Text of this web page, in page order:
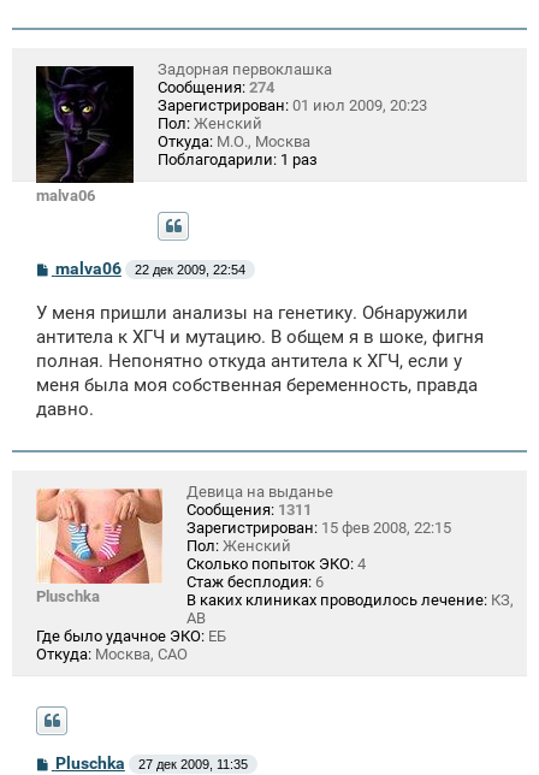
malva06
Задорная первоклашка
Сообщения: 274
Зарегистрирован: 01 июл 2009, 20:23
Пол: Женский
Откуда: М.О., Москва
Поблагодарили: 1 раз
С
б
щ
н
и
malva06 22 дек 2009, 22:54
У меня пришли анализы на генетику. Обнаружили
антитела к ХГЧ и мутацию. В общем я в шоке, фигня
полная. Непонятно откуда антитела к ХГЧ, если у
меня была моя собственная беременность, правда
давно.
Pluschka
Девица на выданье
Сообщения: 1311
Зарегистрирован: 15 фев 2008, 22:15
Пол: Женский
Сколько попыток ЭКО: 4
Стаж бесплодия: 6
В каких клиниках проводилось лечение: КЗ,
АВ
Где было удачное ЭКО: ЕБ
Откуда: Москва, САО
СPluschka 27 дек 2009, 11:35